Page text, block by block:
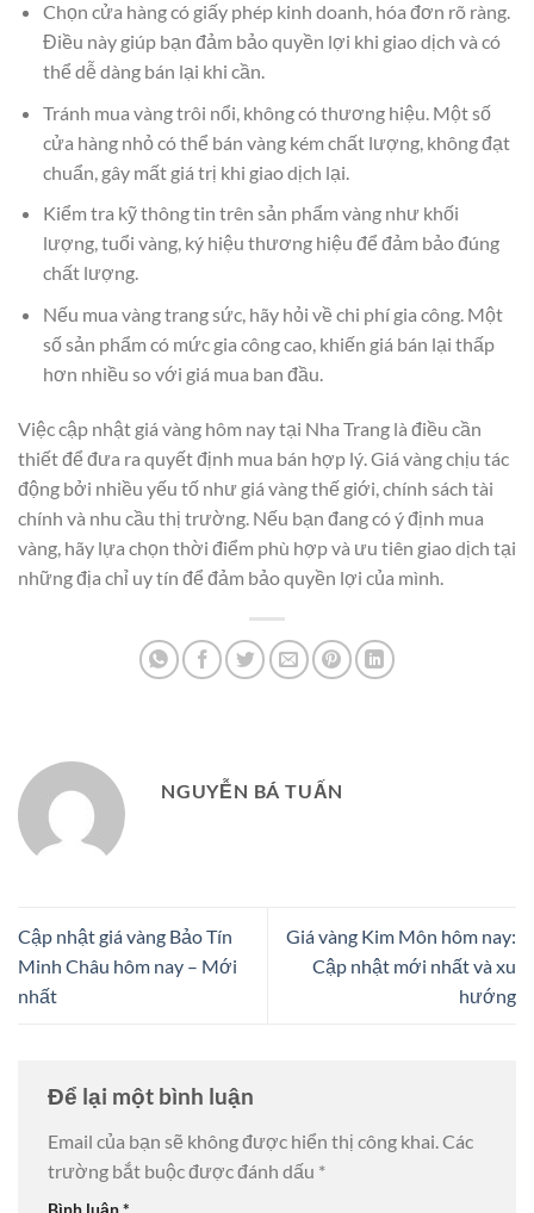
Chọn cửa hàng có giấy phép kinh doanh, hóa đơn rõ ràng.
Điều này giúp bạn đảm bảo quyền lợi khi giao dịch và có
thể dễ dàng bán lại khi cần.
Tránh mua vàng trôi nổi, không có thương hiệu. Một số
cửa hàng nhỏ có thể bán vàng kém chất lượng, không đạt
chuẩn, gây mất giá trị khi giao dịch lại.
Kiểm tra kỹ thông tin trên sản phẩm vàng như khối
lượng, tuổi vàng, ký hiệu thương hiệu để đảm bảo đúng
chất lượng.
Nếu mua vàng trang sức, hãy hỏi về chi phí gia công. Một
số sản phẩm có mức gia công cao, khiến giá bán lại thấp
hơn nhiều so với giá mua ban đầu.
Việc cập nhật giá vàng hôm nay tại Nha Trang là điều cần
thiết để đưa ra quyết định mua bán hợp lý. Giá vàng chịu tác
động bởi nhiều yếu tố như giá vàng thế giới, chính sách tài
chính và nhu cầu thị trường. Nếu bạn đang có ý định mua
vàng, hãy lựa chọn thời điểm phù hợp và ưu tiên giao dịch tại
những địa chỉ uy tín để đảm bảo quyền lợi của mình.
NGUYỄN BÁ TUẤN
Cập nhật giá vàng Bảo Tín
Minh Châu hôm nay – Mới
nhất
Giá vàng Kim Môn hôm nay:
Cập nhật mới nhất và xu
hướng
Để lại một bình luận
Email của bạn sẽ không được hiển thị công khai. Các
trường bắt buộc được đánh dấu *
Bình luận*